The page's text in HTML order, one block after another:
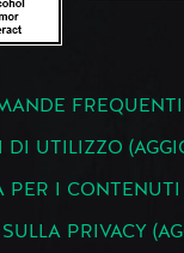
FREQUENTI
UTILIZZO
PER I
PRIVACY